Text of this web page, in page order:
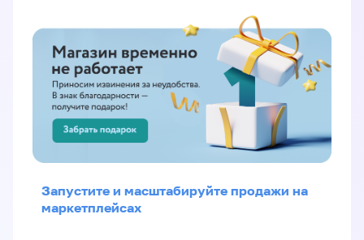
Запустите и масштабируйте продажи на
маркетплейсах